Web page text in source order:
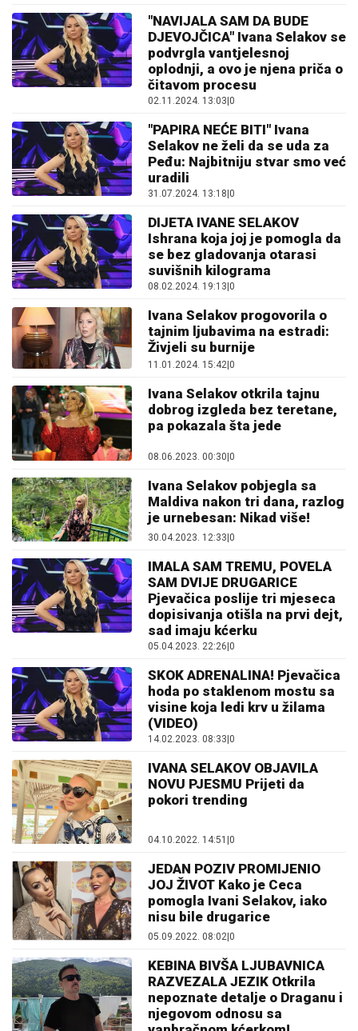
"NAVIJALA SAM DA BUDE
DJEVOJČICA" Ivana Selakov se
podvrgla vantjelesnoj
oplodnji, a ovo je njena priča o
čitavom procesu
02.11.2024. 13:03 0
"PAPIRA NEĆE BITI" Ivana
Selakov ne želi da se uda za
Peđu: Najbitniju stvar smo već
uradili
31.07.2024. 13:18 0
DIJETA IVANE SELAKOV
Ishrana koja joj je pomogla da
se bez gladovanja otarasi
suvišnih kilograma
08.02.2024. 19:13 0
Ivana Selakov progovorila o
tajnim ljubavima na estradi:
Živjeli su burnije
11.01.2024. 15:42 0
Ivana Selakov otkrila tajnu
dobrog izgleda bez teretane,
pa pokazala šta jede
08.06.2023. 00:30 0
Ivana Selakov pobjegla sa
Maldiva nakon tri dana, razlog
je urnebesan: Nikad više!
30.04.2023. 12:33|0
IMALA SAM TREMU, POVELA
SAM DVIJE DRUGARICE
Pjevačica poslije tri mjeseca
dopisivanja otišla na prvi dejt,
sad imaju kćerku
05.04.2023. 22:26|0
SKOK ADRENALINA! Pjevačica
hoda po staklenom mostu sa
visine koja ledi krv u žilama
(VIDEO)
14.02.2023. 08:33|0
IVANA SELAKOV OBJAVILA
NOVU PJESMU Prijeti da
pokori trending
04.10.2022. 14:51 0
JEDAN POZIV PROMIJENIO
JOJ ŽIVOT Kako je Ceca
pomogla Ivani Selakov, iako
nisu bile drugarice
05.09.2022. 08:02 0
KEBINA BIVŠA LJUBAVNICA
RAZVEZALA JEZIK Otkrila
nepoznate detalje o Draganu i
njegovom odnosu sa